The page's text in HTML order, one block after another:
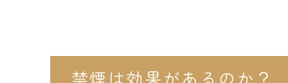
禁煙は効果があるのか？